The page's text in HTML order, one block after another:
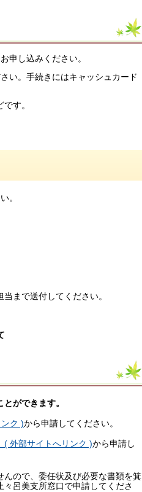
申し込みください。
い。手続きにはキャッシュカード
す。
。
まで送付してください。
ができます。
ク )から申請してください。
( 外部サイトへリンク )から申請し
ので、委任状及び必要な書類を箕
呂美支所窓口で申請してくださ